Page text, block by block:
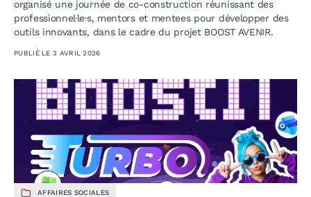
organisé une journée de co-construction réunissant des
professionnel·le·s, mentors et mentees pour développer des
outils innovants, dans le cadre du projet BOOST AVENIR.
PUBLIÉ LE 3 AVRIL 2026
AFFAIRES SOCIALES